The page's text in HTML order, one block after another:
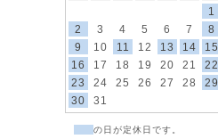
1
2
3 4 5 6 7
8
9
10 11 12 13 14
15
16
17 18 19 20 21
22
23
24 25 26 27 28
29
30
31
の日が定休日です。